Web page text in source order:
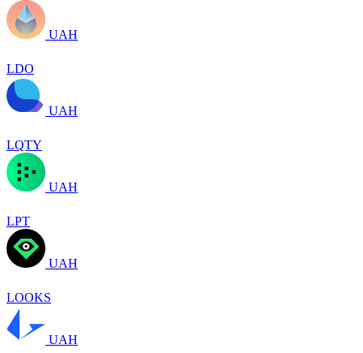
UAH
LDO
UAH
LQTY
UAH
LPT
UAH
LOOKS
UAH